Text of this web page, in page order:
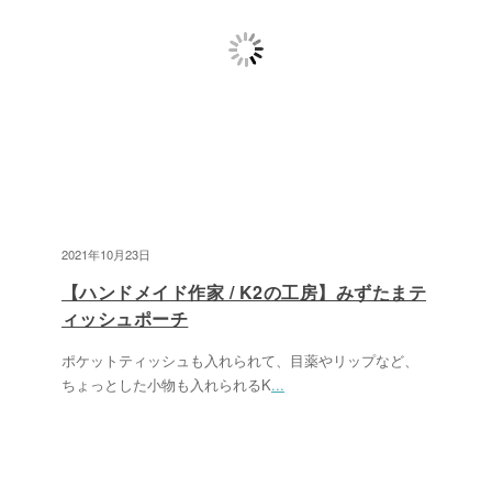
2021年10月23日
【ハンドメイド作家 / K2の工房】みずたまテ
ィッシュポーチ
ポケットティッシュも入れられて、目薬やリップなど、
ちょっとした小物も入れられるK...